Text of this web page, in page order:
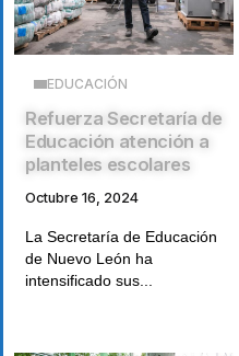
EDUCACIÓN
Refuerza Secretaría de
Educación atención a
planteles escolares
Octubre 16, 2024
La Secretaría de Educación
de Nuevo León ha
intensificado sus...